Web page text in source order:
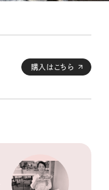
購入はこちら